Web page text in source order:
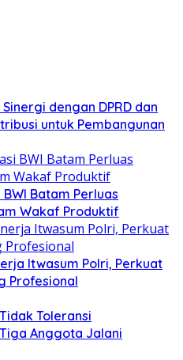
dengan DPRD dan
untuk Pembangunan
Batam Perluas
Wakaf Produktif
Itwasum Polri, Perkuat
Profesional
Toleransi
Anggota Jalani